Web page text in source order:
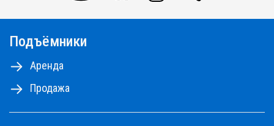
Подъёмники
Аренда
Продажа